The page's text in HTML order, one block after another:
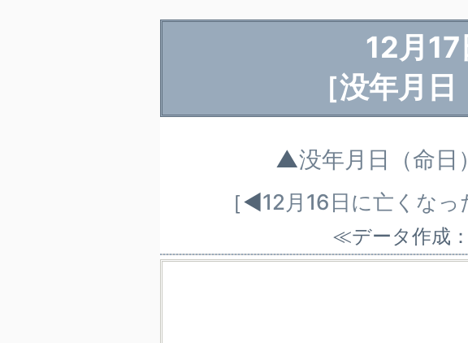
12月
［没年月
▲没年月日（命日
［◀12月16日に亡くなっ
≪データ作成